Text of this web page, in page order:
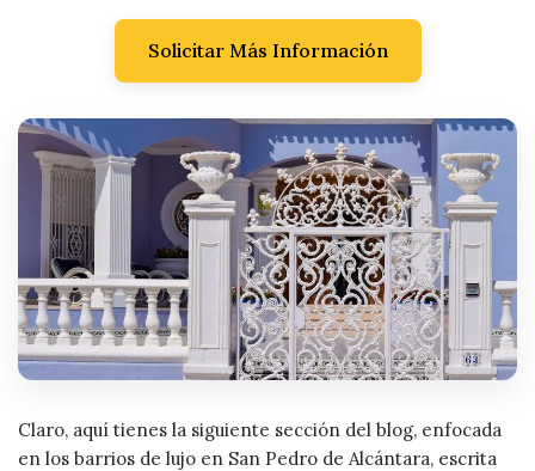
Solicitar Más Información
Claro, aquí tienes la siguiente sección del blog, enfocada
en los barrios de lujo en San Pedro de Alcántara, escrita